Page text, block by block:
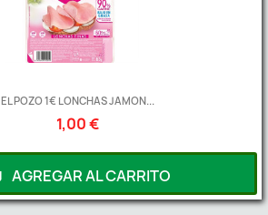
EL POZO 1€ LONCHAS JAMON...
1,00 €
AGREGAR AL CARRITO